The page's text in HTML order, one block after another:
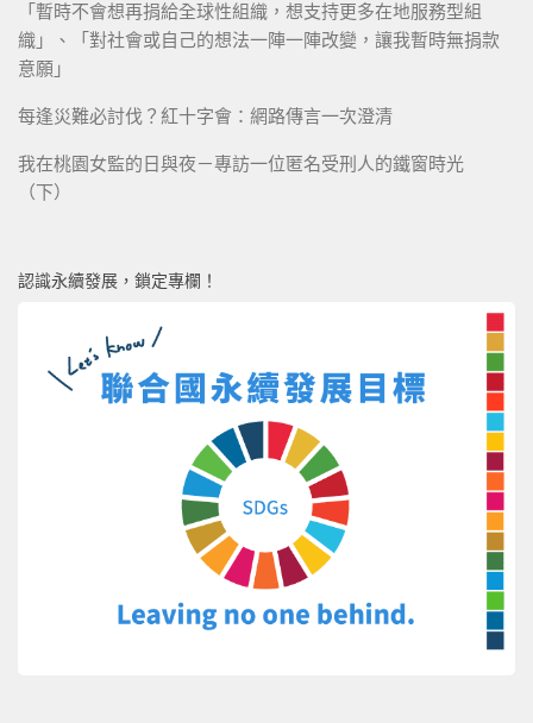
「暫時不會想再捐給全球性組織，想支持更多在地服務型組
織」、「對社會或自己的想法一陣一陣改變，讓我暫時無捐款
意願」
每逢災難必討伐？紅十字會：網路傳言一次澄清
我在桃園女監的日與夜－專訪一位匿名受刑人的鐵窗時光
（下）
認識永續發展，鎖定專欄！